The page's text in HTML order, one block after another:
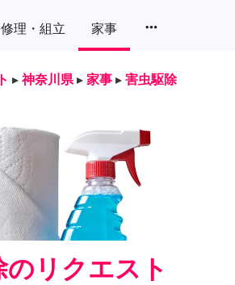
修理・組立 家事 more_horiz
▸ 神奈川県 ▸ 家事 ▸ 害虫駆除
のリクエスト